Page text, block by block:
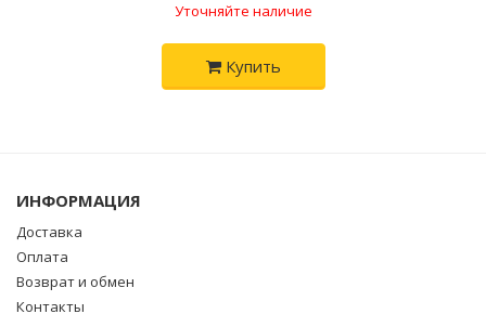
Уточняйте наличие
Купить
ИНФОРМАЦИЯ
Доставка
Оплата
Возврат и обмен
Контакты